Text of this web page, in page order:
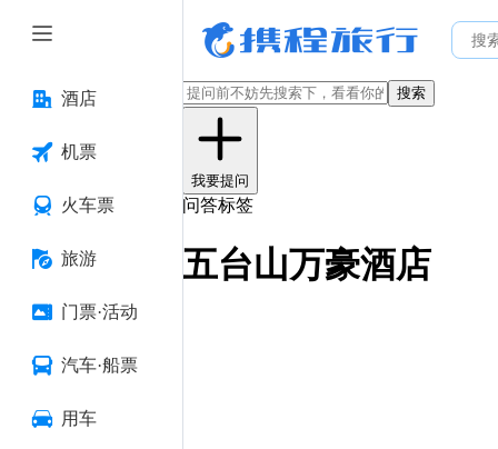
酒店
机票
火车票
旅游
门票·活动
汽车·船票
用车
搜索
我要提问
问答标签
五台山万豪酒店